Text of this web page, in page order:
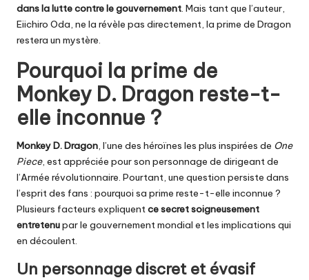
dans la lutte contre le gouvernement. Mais tant que l’auteur,
Eiichiro Oda, ne la révèle pas directement, la prime de Dragon
restera un mystère.
Pourquoi la prime de
Monkey D. Dragon reste-t-
elle inconnue ?
Monkey D. Dragon, l’une des héroïnes les plus inspirées de One
Piece, est appréciée pour son personnage de dirigeant de
l’Armée révolutionnaire. Pourtant, une question persiste dans
l’esprit des fans : pourquoi sa prime reste-t-elle inconnue ?
Plusieurs facteurs expliquentce secret soigneusement
entretenupar le gouvernement mondial et les implications qui
en découlent.
Un personnage discret et évasif